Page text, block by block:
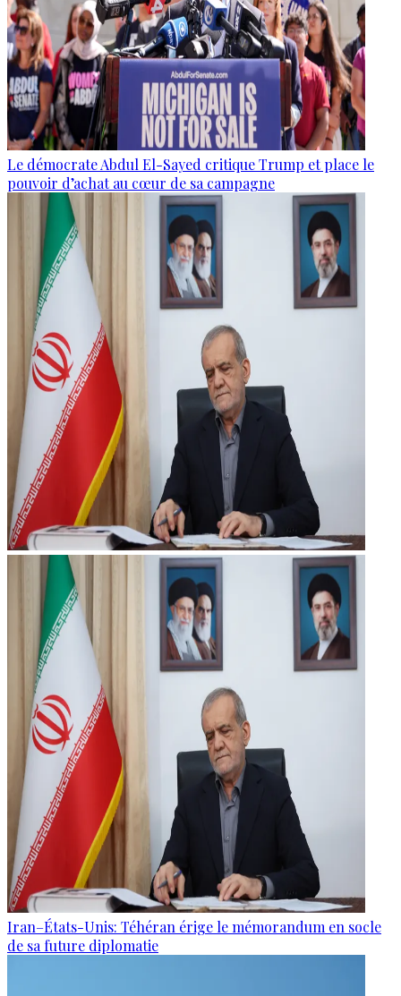
Le démocrate Abdul El-Sayed critique Trump et place le
pouvoir d’achat au cœur de sa campagne
Iran–États-Unis: Téhéran érige le mémorandum en socle
de sa future diplomatie